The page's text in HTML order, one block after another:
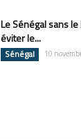
Le Sénégal sans
éviter le...
Sénégal 10